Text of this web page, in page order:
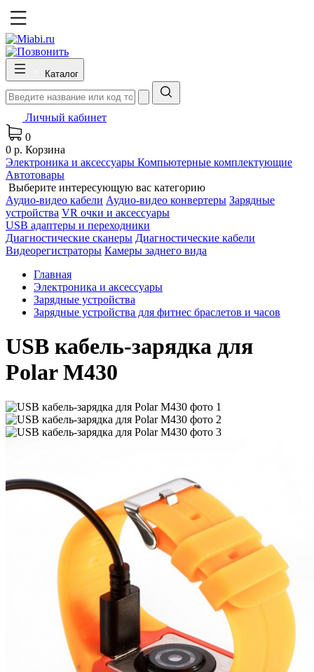
Каталог
Личный кабинет
0
0 р. Корзина
Электроника и аксессуары Компьютерные комплектующие
Автотовары
Выберите интересующую вас категорию
Аудио-видео кабели Аудио-видео конвертеры Зарядные
устройства VR очки и аксессуары
USB адаптеры и переходники
Диагностические сканеры Диагностические кабели
Видеорегистраторы Камеры заднего вида
Главная
Электроника и аксессуары
Зарядные устройства
Зарядные устройства для фитнес браслетов и часов
USB кабель-зарядка для
Polar M430